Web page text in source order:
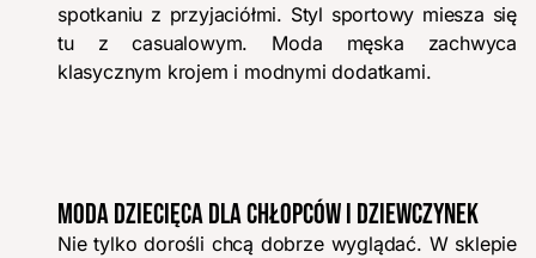
spotkaniu z przyjaciółmi. Styl sportowy miesza się
tu z casualowym. Moda męska zachwyca
klasycznym krojem i modnymi dodatkami.
MODA DZIECIĘCA DLA CHŁOPCÓW I DZIEWCZYNEK
Nie tylko dorośli chcą dobrze wyglądać. W sklepie